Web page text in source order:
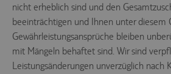
nicht erheblich sind und den
beeinträchtigen und Ihnen unter diesem
Gewährleistungsansprüche bleiben
mit Mängeln behaftet sind. Wir sind
Leistungsänderungen unverzüglich nach